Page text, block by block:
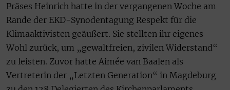
Präses Heinrich hatte in der vergangenen Woche am
Rande der EKD-Synodentagung Respekt für die
Klimaaktivisten geäußert. Sie stellten ihr eigenes
Wohl zurück, um „gewaltfreien, zivilen Widerstand“
zu leisten. Zuvor hatte Aimée van Baalen als
Vertreterin der „Letzten Generation“ in Magdeburg